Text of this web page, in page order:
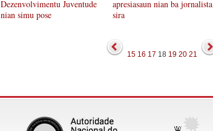
Dezenvolvimentu Juventude
nian simu pose
apresiasaun nian ba jornalista
sira
15 16 17 18 19 20 21